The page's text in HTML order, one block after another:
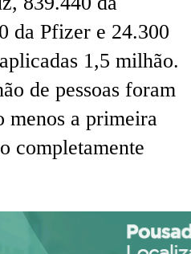
da Pfizer e 24.300
1,5 milhão.
de pessoas foram
menos a primeira
completamente